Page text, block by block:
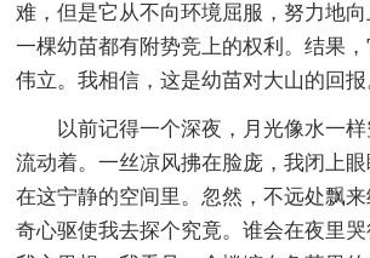
难，但是它从不向环境屈服，努力地
一棵幼苗都有附势竞上的权利。结果
伟立。我相信，这是幼苗对大山的回报
以前记得一个深夜，月光像水一样
流动着。一丝凉风拂在脸庞，我闭上
在这宁静的空间里。忽然，不远处飘
奇心驱使我去探个究竟。谁会在夜里